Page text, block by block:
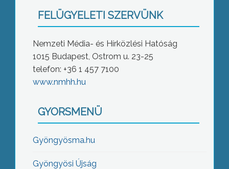
FELÜGYELETI SZERVÜNK
Nemzeti Média- és Hírközlési Hatóság
1015 Budapest, Ostrom u. 23-25
telefon: +36 1 457 7100
www.nmhh.hu
GYORSMENÜ
Gyöngyösma.hu
Gyöngyösi Újság